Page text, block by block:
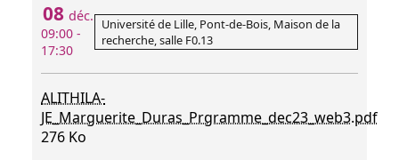
08 déc.
09:00 -
17:30
Université de Lille, Pont-de-Bois, Maison de la
recherche, salle F0.13
ALITHILA-
JE_Marguerite_Duras_Prgramme_dec23_web3.pdf
276 Ko